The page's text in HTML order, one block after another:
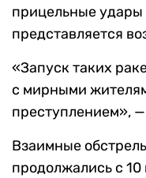
прицельные
представляется
«Запуск таких
с мирными
преступлением», —
Взаимные
продолжались с